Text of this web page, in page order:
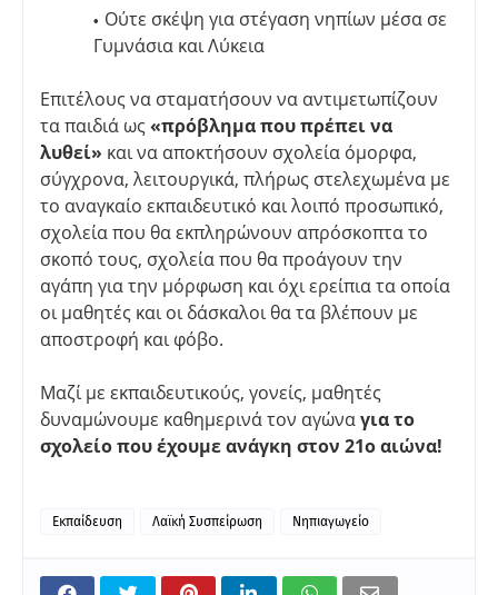
Ούτε σκέψη για στέγαση νηπίων μέσα σε
Γυμνάσια και Λύκεια
Επιτέλους να σταματήσουν να αντιμετωπίζουν
τα παιδιά ως «πρόβλημα που πρέπει να
λυθεί» και να αποκτήσουν σχολεία όμορφα,
σύγχρονα, λειτουργικά, πλήρως στελεχωμένα με
το αναγκαίο εκπαιδευτικό και λοιπό προσωπικό,
σχολεία που θα εκπληρώνουν απρόσκοπτα το
σκοπό τους, σχολεία που θα προάγουν την
αγάπη για την μόρφωση και όχι ερείπια τα οποία
οι μαθητές και οι δάσκαλοι θα τα βλέπουν με
αποστροφή και φόβο.
Μαζί με εκπαιδευτικούς, γονείς, μαθητές
δυναμώνουμε καθημερινά τον αγώναγια το
σχολείο που έχουμε ανάγκη στον 21ο αιώνα!
Εκπαίδευση Λαϊκή Συσπείρωση Νηπιαγωγείο